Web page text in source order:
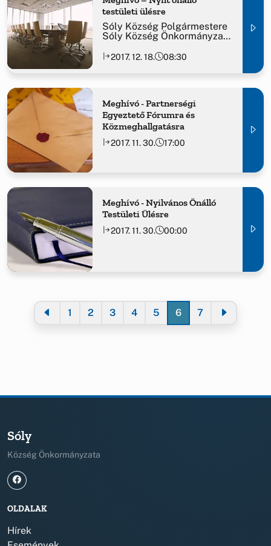
testületi ülésre
Sóly Község Polgármestere
Sóly Község Önkormányzat
önálló testületi ülésre
2017. 12. 18. 08:30
Meghívó - Partnerségi
Egyeztető Fórumra és
Közmeghallgatásra
2017. 11. 30. 17:00
Meghívó - Nyilvános Önálló
Testületi Ülésre
2017. 11. 30. 00:00
1 2 3 4 5 6 7
Sóly
Község Önkormányzata
OLDALAK
Hírek